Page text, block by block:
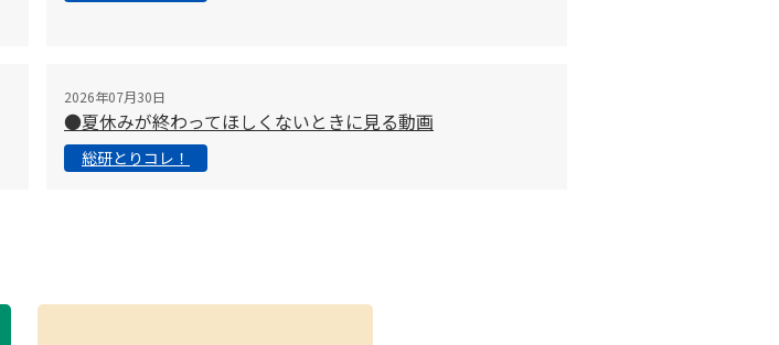
2026年07月30日
●夏休みが終わってほしくないときに見る動画
総研とりコレ！